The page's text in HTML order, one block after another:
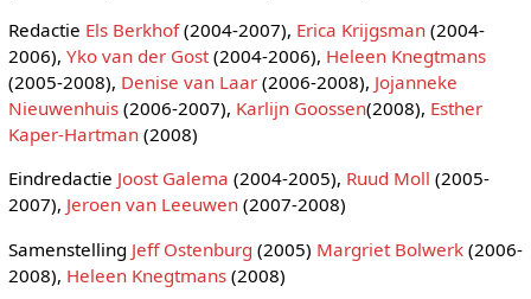
Redactie Els Berkhof(2004-2007), Erica Krijgsman(2004-
2006), Yko van der Gost(2004-2006), Heleen Knegtmans
(2005-2008), Denise van Laar(2006-2008), Jojanneke
Nieuwenhuis(2006-2007), Karlijn Goossen(2008), Esther
Kaper-Hartman(2008)
Eindredactie Joost Galema (2004-2005), Ruud Moll (2005-
2007), Jeroen van Leeuwen(2007-2008)
Samenstelling Jeff Ostenburg (2005) Margriet Bolwerk(2006-
2008), Heleen Knegtmans(2008)